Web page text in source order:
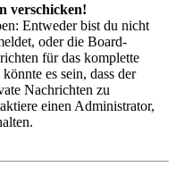
verschicken!
Entweder bist du nicht
oder die Board-
für das komplette
es sein, dass der
Nachrichten zu
einen Administrator,